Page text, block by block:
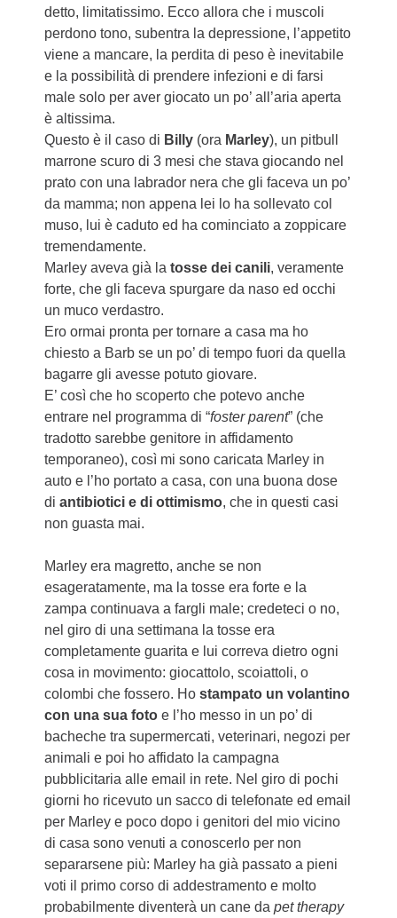
detto, limitatissimo. Ecco allora che i muscoli
perdono tono, subentra la depressione, l’appetito
viene a mancare, la perdita di peso è inevitabile
e la possibilità di prendere infezioni e di farsi
male solo per aver giocato un po’ all’aria aperta
è altissima.
Questo è il caso di Billy (ora Marley), un pitbull
marrone scuro di 3 mesi che stava giocando nel
prato con una labrador nera che gli faceva un po’
da mamma; non appena lei lo ha sollevato col
muso, lui è caduto ed ha cominciato a zoppicare
tremendamente.
Marley aveva già la tosse dei canili, veramente
forte, che gli faceva spurgare da naso ed occhi
un muco verdastro.
Ero ormai pronta per tornare a casa ma ho
chiesto a Barb se un po’ di tempo fuori da quella
bagarre gli avesse potuto giovare.
E’ così che ho scoperto che potevo anche
entrare nel programma di “foster parent” (che
tradotto sarebbe genitore in affidamento
temporaneo), così mi sono caricata Marley in
auto e l’ho portato a casa, con una buona dose
diantibiotici e di ottimismo, che in questi casi
non guasta mai.
Marley era magretto, anche se non
esageratamente, ma la tosse era forte e la
zampa continuava a fargli male; credeteci o no,
nel giro di una settimana la tosse era
completamente guarita e lui correva dietro ogni
cosa in movimento: giocattolo, scoiattoli, o
colombi che fossero. Hostampato un volantino
con una sua foto e l’ho messo in un po’ di
bacheche tra supermercati, veterinari, negozi per
animali e poi ho affidato la campagna
pubblicitaria alle email in rete. Nel giro di pochi
giorni ho ricevuto un sacco di telefonate ed email
per Marley e poco dopo i genitori del mio vicino
di casa sono venuti a conoscerlo per non
separarsene più: Marley ha già passato a pieni
voti il primo corso di addestramento e molto
probabilmente diventerà un cane dapet therapy